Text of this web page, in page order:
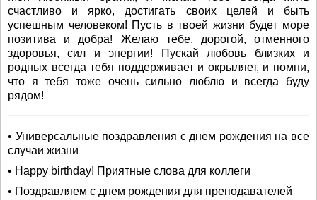
счастливо и ярко, достигать своих целей и быть
успешным человеком! Пусть в твоей жизни будет море
позитива и добра! Желаю тебе, дорогой, отменного
здоровья, сил и энергии! Пускай любовь близких и
родных всегда тебя поддерживает и окрыляет, и помни,
что я тебя тоже очень сильно люблю и всегда буду
рядом!
• Универсальные поздравления с днем рождения на все
случаи жизни
• Happy birthday! Приятные слова для коллеги
• Поздравляем с днем рождения для преподавателей